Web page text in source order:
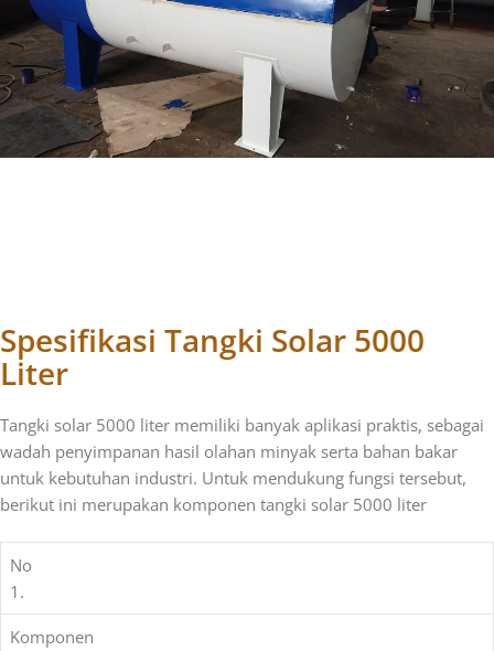
Spesifikasi Tangki Solar 5000
Liter
Tangki solar 5000 liter memiliki banyak aplikasi praktis, sebagai
wadah penyimpanan hasil olahan minyak serta bahan bakar
untuk kebutuhan industri. Untuk mendukung fungsi tersebut,
berikut ini merupakan komponen tangki solar 5000 liter
No
1.
Komponen